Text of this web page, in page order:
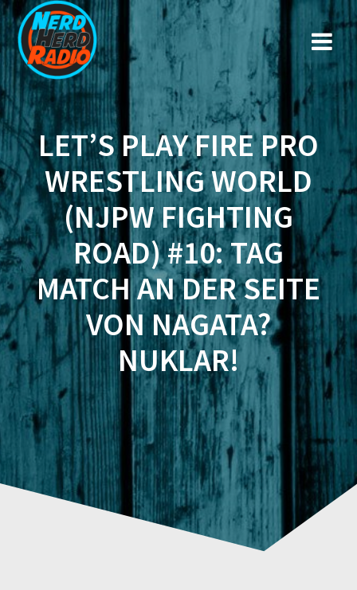
Zum
Inhalt
springen
LET’S PLAY FIRE PRO
WRESTLING WORLD
(NJPW FIGHTING
ROAD) #10: TAG
MATCH AN DER SEITE
VON NAGATA?
NUKLAR!